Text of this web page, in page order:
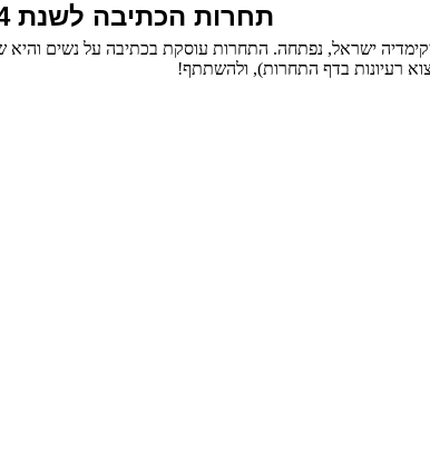
תחרות הכתיבה לשנת 2024 נפתחה!
רעיונות בדף התחרות), ולהשתתף!